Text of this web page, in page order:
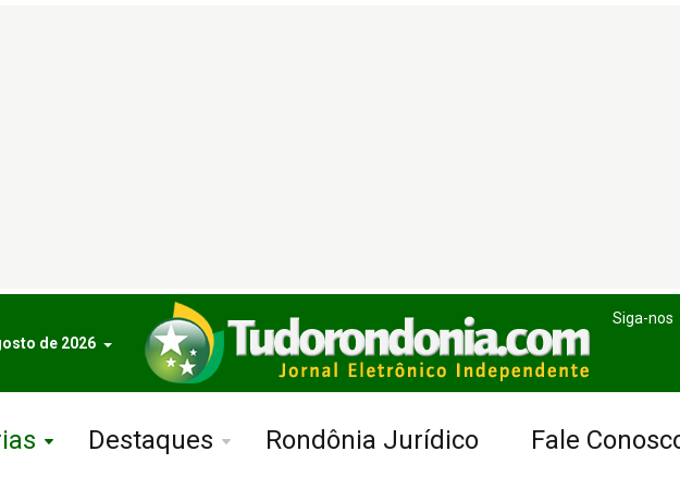
de 2026
Siga-nos
Destaques Rondônia Jurídico Fale